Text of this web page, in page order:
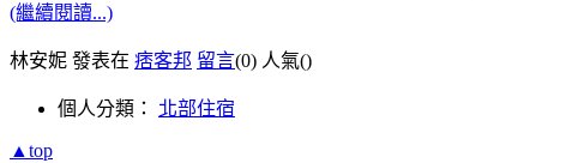
(繼續閱讀...)
林安妮 發表在 痞客邦 留言(0) 人氣()
個人分類： 北部住宿
▲top